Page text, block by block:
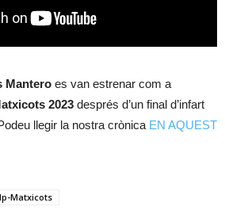
Mantero es van estrenar com a
2023 després d’un final d’infart
llegir la nostra crònica EN AQUEST
Matxicots